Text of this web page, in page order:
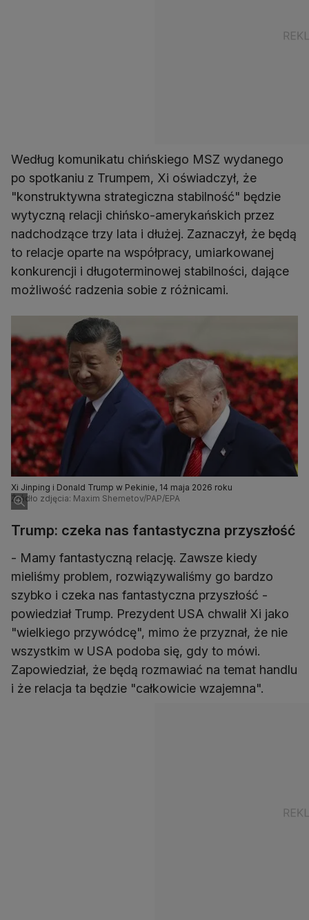
Według komunikatu chińskiego MSZ wydanego
po spotkaniu z Trumpem, Xi oświadczył, że
"konstruktywna strategiczna stabilność" będzie
wytyczną relacji chińsko-amerykańskich przez
nadchodzące trzy lata i dłużej. Zaznaczył, że będą
to relacje oparte na współpracy, umiarkowanej
konkurencji i długoterminowej stabilności, dające
możliwość radzenia sobie z różnicami.
Xi Jinping i Donald Trump w Pekinie, 14 maja 2026 roku
Źródło zdjęcia: Maxim Shemetov/PAP/EPA
Trump: czeka nas fantastyczna przyszłość
- Mamy fantastyczną relację. Zawsze kiedy
mieliśmy problem, rozwiązywaliśmy go bardzo
szybko i czeka nas fantastyczna przyszłość -
powiedział Trump. Prezydent USA chwalił Xi jako
"wielkiego przywódcę", mimo że przyznał, że nie
wszystkim w USA podoba się, gdy to mówi.
Zapowiedział, że będą rozmawiać na temat handlu
i że relacja ta będzie "całkowicie wzajemna".